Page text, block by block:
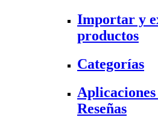
Importar y
productos
Categorías
Reseñas